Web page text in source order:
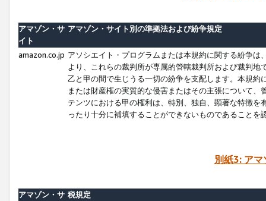
アマゾン・サ
イト
アマゾン・サイト別の準拠法および紛争規定
amazon.co.jp アソシエイト・プログラムまたは本規約に関する紛争
より、これらの裁判所が専属的管轄裁判所および裁判
乙と甲の間で生じうる一切の紛争を支配します。本規
または財産権の実質的な侵害またはその主張について
テンツにおける甲の権利は、特別、独自、顕著な特徴
ったり十分に補填することができないものであることを
別紙3: ア
アマゾン・サ 税規定